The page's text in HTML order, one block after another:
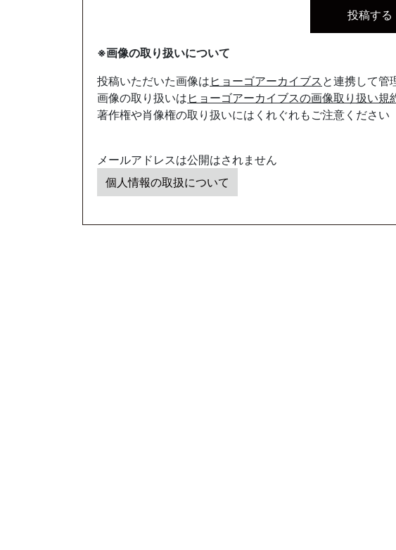
※画像の取り扱いについて
投稿いただいた画像は ヒョーゴアーカイブス と連携して管
画像の取り扱いは ヒョーゴアーカイブスの画像取り扱い規
著作権や肖像権の取り扱いにはくれぐれもご注意ください
メールアドレスは公開はされません
個人情報の取扱について